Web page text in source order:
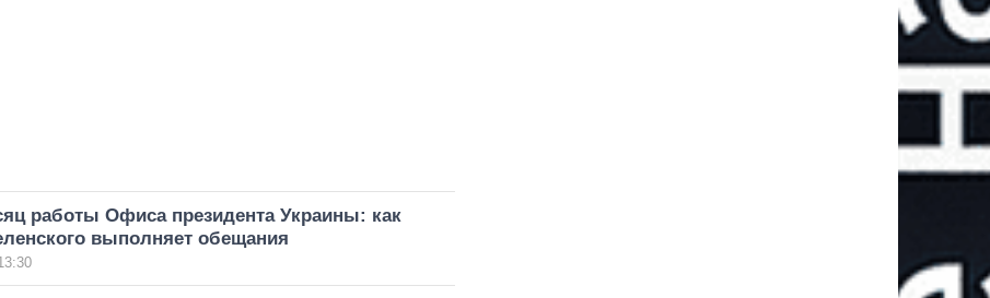
работы Офиса президента Украины: как
выполняет обещания